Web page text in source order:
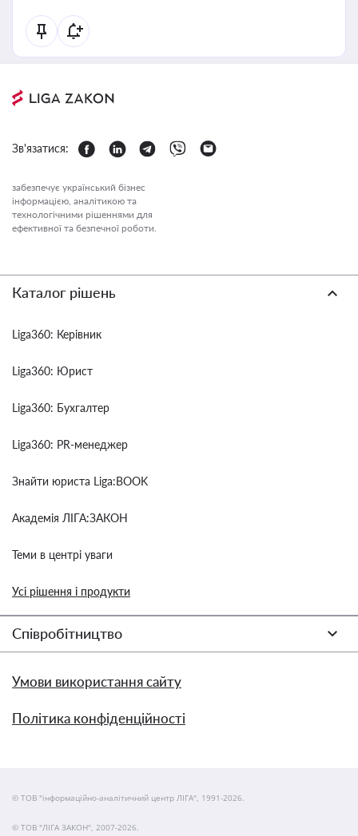
Зв'язатися:
забезпечує український бізнес
інформацією, аналітикою та
технологічними рішеннями для
ефективної та безпечної роботи.
Каталог рішень
Liga360: Керівник
Liga360: Юрист
Liga360: Бухгалтер
Liga360: PR-менеджер
Знайти юриста Liga:BOOK
Академія ЛІГА:ЗАКОН
Теми в центрі уваги
Усі рішення і продукти
Співробітництво
Умови використання сайту
Політика конфіденційності
© ТОВ "інформаційно-аналітичний центр ЛІГА", 1991-2026.
© ТОВ "ЛІГА ЗАКОН", 2007-2026.